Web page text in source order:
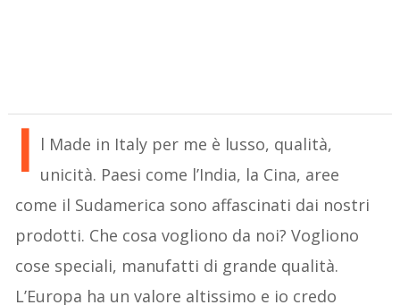
I l Made in Italy per me è lusso, qualità,
unicità. Paesi come l’India, la Cina, aree
come il Sudamerica sono affascinati dai nostri
prodotti. Che cosa vogliono da noi? Vogliono
cose speciali, manufatti di grande qualità.
L’Europa ha un valore altissimo e io credo